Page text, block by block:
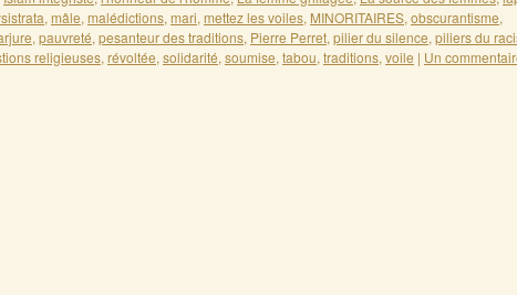
, mâle, malédictions, mari, mettez les voiles, MINORITAIRES, obscurantisme,
, pauvreté, pesanteur des traditions, Pierre Perret, pilier du silence, piliers du
religieuses, révoltée, solidarité, soumise, tabou, traditions, voile | Un